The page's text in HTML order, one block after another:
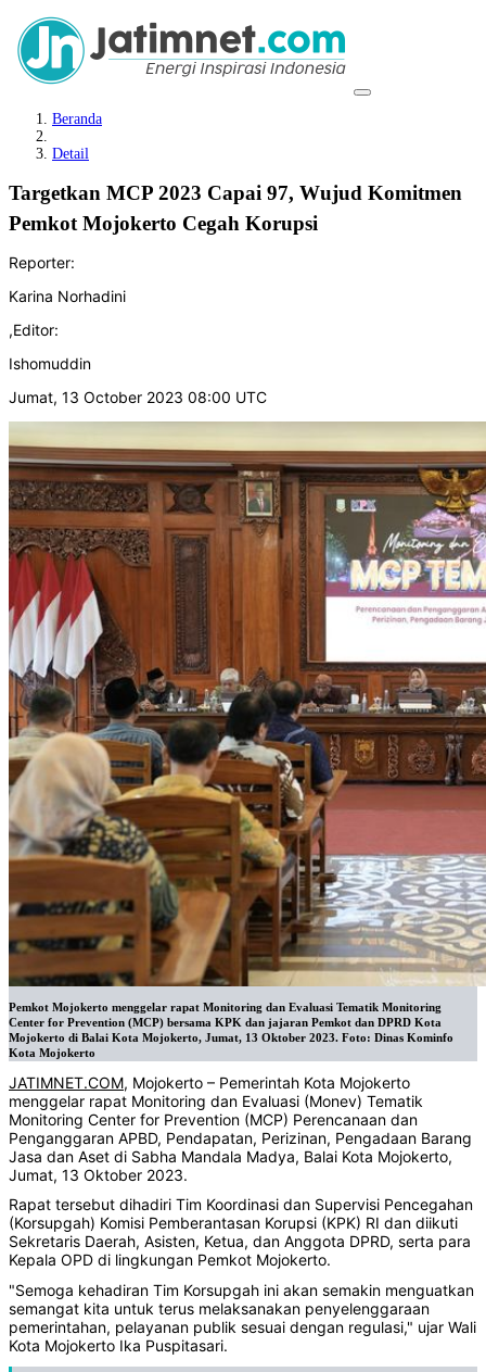
Beranda
Detail
Targetkan MCP 2023 Capai 97, Wujud Komitmen
Pemkot Mojokerto Cegah Korupsi
Reporter:
Karina Norhadini
,Editor:
Ishomuddin
Jumat, 13 October 2023 08:00 UTC
Pemkot Mojokerto menggelar rapat Monitoring dan Evaluasi Tematik Monitoring
Center for Prevention (MCP) bersama KPK dan jajaran Pemkot dan DPRD Kota
Mojokerto di Balai Kota Mojokerto, Jumat, 13 Oktober 2023. Foto: Dinas Kominfo
Kota Mojokerto
JATIMNET.COM, Mojokerto – Pemerintah Kota Mojokerto
menggelar rapat Monitoring dan Evaluasi (Monev) Tematik
Monitoring Center for Prevention (MCP) Perencanaan dan
Penganggaran APBD, Pendapatan, Perizinan, Pengadaan Barang
Jasa dan Aset di Sabha Mandala Madya, Balai Kota Mojokerto,
Jumat, 13 Oktober 2023.
Rapat tersebut dihadiri Tim Koordinasi dan Supervisi Pencegahan
(Korsupgah) Komisi Pemberantasan Korupsi (KPK) RI dan diikuti
Sekretaris Daerah, Asisten, Ketua, dan Anggota DPRD, serta para
Kepala OPD di lingkungan Pemkot Mojokerto.
"Semoga kehadiran Tim Korsupgah ini akan semakin menguatkan
semangat kita untuk terus melaksanakan penyelenggaraan
pemerintahan, pelayanan publik sesuai dengan regulasi," ujar Wali
Kota Mojokerto Ika Puspitasari.